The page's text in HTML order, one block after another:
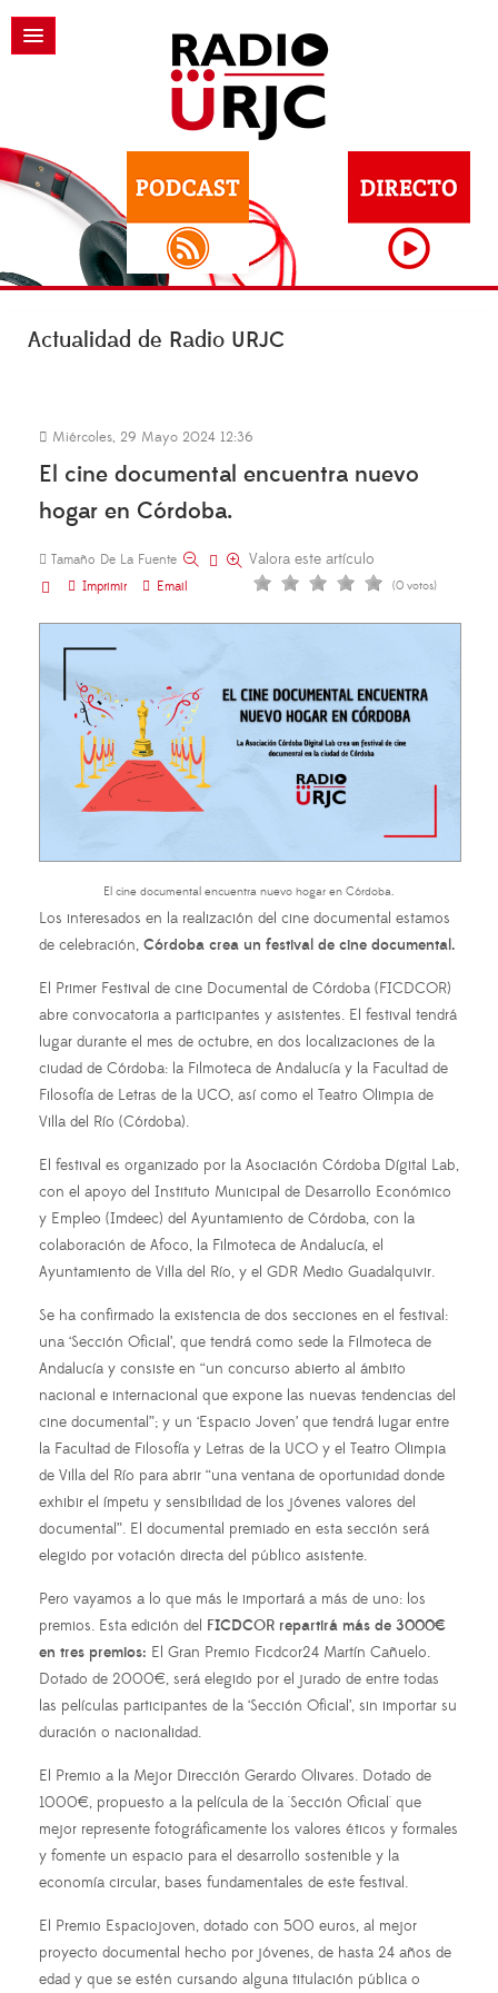
Actualidad de Radio URJC
Miércoles, 29 Mayo 2024 12:36
El cine documental encuentra nuevo
hogar en Córdoba.
Tamaño De La Fuente
Imprimir
Email
Valora este artículo
(0 votos)
El cine documental encuentra nuevo hogar en Córdoba.
Los interesados en la realización del cine documental estamos
de celebración, Córdoba crea un festival de cine documental.
El Primer Festival de cine Documental de Córdoba (FICDCOR)
abre convocatoria a participantes y asistentes. El festival tendrá
lugar durante el mes de octubre, en dos localizaciones de la
ciudad de Córdoba: la Filmoteca de Andalucía y la Facultad de
Filosofía de Letras de la UCO, así como el Teatro Olimpia de
Villa del Río (Córdoba).
El festival es organizado por la Asociación Córdoba Dígital Lab,
con el apoyo del Instituto Municipal de Desarrollo Económico
y Empleo (Imdeec) del Ayuntamiento de Córdoba, con la
colaboración de Afoco, la Filmoteca de Andalucía, el
Ayuntamiento de Villa del Río, y el GDR Medio Guadalquivir.
Se ha confirmado la existencia de dos secciones en el festival:
una ‘Sección Oficial’, que tendrá como sede la Filmoteca de
Andalucía y consiste en “un concurso abierto al ámbito
nacional e internacional que expone las nuevas tendencias del
cine documental”; y un ‘Espacio Joven’ que tendrá lugar entre
la Facultad de Filosofía y Letras de la UCO y el Teatro Olimpia
de Villa del Río para abrir “una ventana de oportunidad donde
exhibir el ímpetu y sensibilidad de los jóvenes valores del
documental”. El documental premiado en esta sección será
elegido por votación directa del público asistente.
Pero vayamos a lo que más le importará a más de uno: los
premios. Esta edición del FICDCOR repartirá más de 3000€
en tres premios: El Gran Premio Ficdcor24 Martín Cañuelo.
Dotado de 2000€, será elegido por el jurado de entre todas
las películas participantes de la ‘Sección Oficial’, sin importar su
duración o nacionalidad.
El Premio a la Mejor Dirección Gerardo Olivares. Dotado de
1000€, propuesto a la película de la 'Sección Oficial' que
mejor represente fotográficamente los valores éticos y formales
y fomente un espacio para el desarrollo sostenible y la
economía circular, bases fundamentales de este festival.
El Premio Espaciojoven, dotado con 500 euros, al mejor
proyecto documental hecho por jóvenes, de hasta 24 años de
edad y que se estén cursando alguna titulación pública o